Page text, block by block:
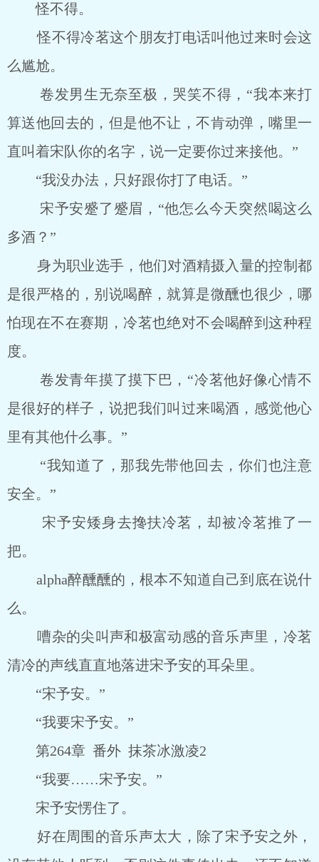
怪不得。
怪不得冷茗这个朋友打电话叫他过来时会这
么尴尬。
卷发男生无奈至极，哭笑不得，“我本来打
算送他回去的，但是他不让，不肯动弹，嘴里一
直叫着宋队你的名字，说一定要你过来接他。”
“我没办法，只好跟你打了电话。”
宋予安蹙了蹙眉，“他怎么今天突然喝这么
多酒？”
身为职业选手，他们对酒精摄入量的控制都
是很严格的，别说喝醉，就算是微醺也很少，哪
怕现在不在赛期，冷茗也绝对不会喝醉到这种程
度。
卷发青年摸了摸下巴，“冷茗他好像心情不
是很好的样子，说把我们叫过来喝酒，感觉他心
里有其他什么事。”
“我知道了，那我先带他回去，你们也注意
安全。”
宋予安矮身去搀扶冷茗，却被冷茗推了一
把。
alpha醉醺醺的，根本不知道自己到底在说什
么。
嘈杂的尖叫声和极富动感的音乐声里，冷茗
清冷的声线直直地落进宋予安的耳朵里。
“宋予安。”
“我要宋予安。”
第264章 番外 抹茶冰激凌2
“我要……宋予安。”
宋予安愣住了。
好在周围的音乐声太大，除了宋予安之外，